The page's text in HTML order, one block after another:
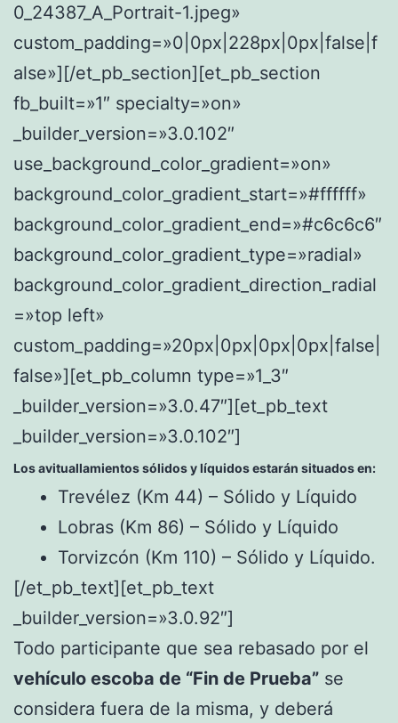
0_24387_A_Portrait-1.jpeg»
custom_padding=»0|0px|228px|0px|false|f
alse»][/et_pb_section][et_pb_section
fb_built=»1″ specialty=»on»
_builder_version=»3.0.102″
use_background_color_gradient=»on»
background_color_gradient_start=»#ffffff»
background_color_gradient_end=»#c6c6c6″
background_color_gradient_type=»radial»
background_color_gradient_direction_radial
=»top left»
custom_padding=»20px|0px|0px|0px|false|
false»][et_pb_column type=»1_3″
_builder_version=»3.0.47″][et_pb_text
_builder_version=»3.0.102″]
Los avituallamientos sólidos y líquidos estarán situados en:
Trevélez (Km 44) – Sólido y Líquido
Lobras (Km 86) – Sólido y Líquido
Torvizcón (Km 110) – Sólido y Líquido.
[/et_pb_text][et_pb_text
_builder_version=»3.0.92″]
Todo participante que sea rebasado por el
vehículo escoba de “Fin de Prueba” se
considera fuera de la misma, y deberá